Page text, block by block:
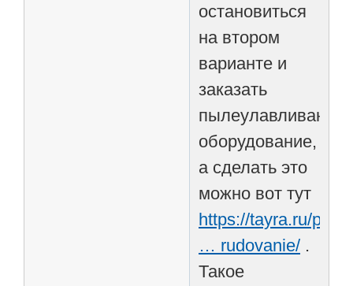
остановиться
на втором
варианте и
заказать
оборудование,
а сделать это
можно вот тут
https://tayra.ru/
… rudovanie/ .
Такое